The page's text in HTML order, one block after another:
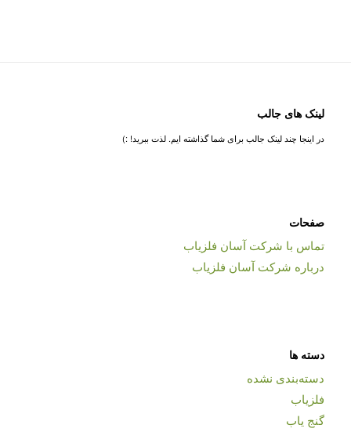
لینک های جالب
در اینجا چند لینک جالب برای شما گذاشته ایم. لذت ببرید! :)
صفحات
تماس با شرکت آسان فلزیاب
درباره شرکت آسان فلزیاب
دسته ها
دسته‌بندی نشده
فلزیاب
گنج یاب